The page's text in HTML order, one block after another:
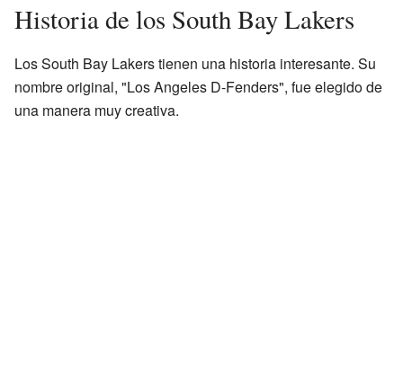
Historia de los South Bay Lakers
Los South Bay Lakers tienen una historia interesante. Su
nombre original, "Los Angeles D-Fenders", fue elegido de
una manera muy creativa.